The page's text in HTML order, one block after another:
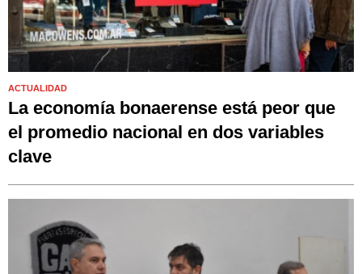
ACTUALIDAD
La economía bonaerense está peor que
el promedio nacional en dos variables
clave